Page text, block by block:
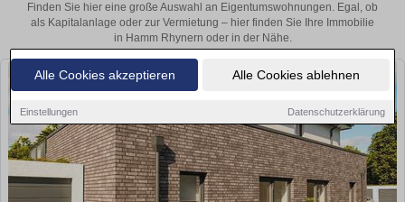
Alle Cookies akzeptieren Alle Cookies ablehnen
Einstellungen Datenschutzerklärung
Finden Sie hier eine große Auswahl an Eigentumswohnungen. Egal, ob
als Kapitalanlage oder zur Vermietung – hier finden Sie Ihre Immobilie
in Hamm Rhynern oder in der Nähe.